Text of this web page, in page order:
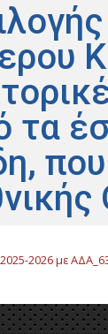
τα
2026 με